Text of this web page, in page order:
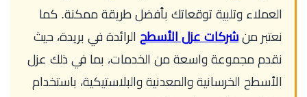
العملاء وتلبية توقعاتك بأفضل طريقة ممكنة. كما
نعتبر من شركات عزل الأسطح الرائدة في بريدة، حيث
نقدم مجموعة واسعة من الخدمات، بما في ذلك عزل
الأسطح الخرسانية والمعدنية والبلاستيكية، باستخدام